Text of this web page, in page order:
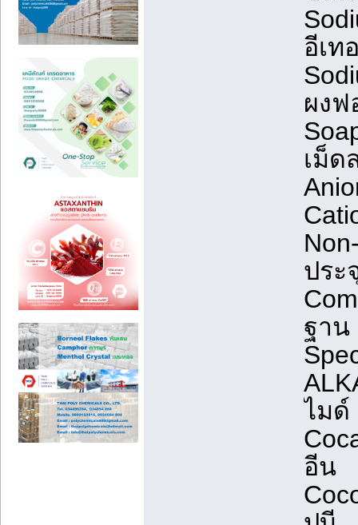
อีเท
ผงฟ
เม็ด
ประ
ฐาน
ไมด์
อีน